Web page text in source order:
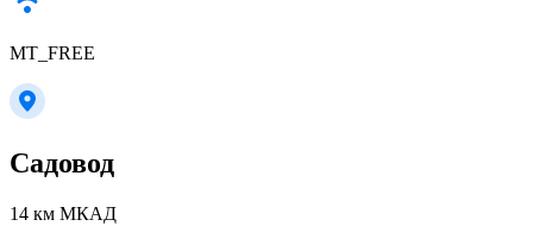
MT_FREE
Садовод
14 км МКАД